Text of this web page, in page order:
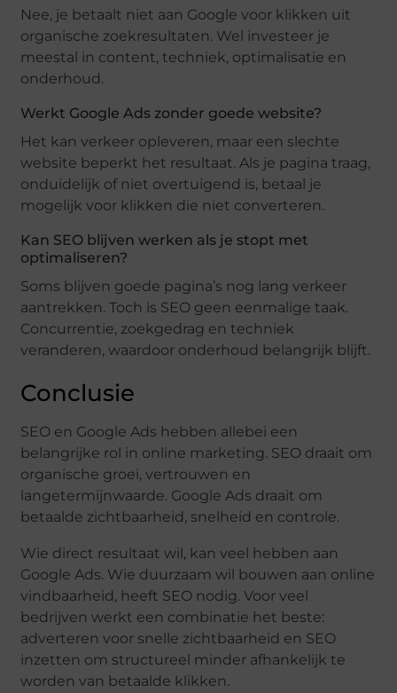
Nee, je betaalt niet aan Google voor klikken uit
organische zoekresultaten. Wel investeer je
meestal in content, techniek, optimalisatie en
onderhoud.
Werkt Google Ads zonder goede website?
Het kan verkeer opleveren, maar een slechte
website beperkt het resultaat. Als je pagina traag,
onduidelijk of niet overtuigend is, betaal je
mogelijk voor klikken die niet converteren.
Kan SEO blijven werken als je stopt met
optimaliseren?
Soms blijven goede pagina’s nog lang verkeer
aantrekken. Toch is SEO geen eenmalige taak.
Concurrentie, zoekgedrag en techniek
veranderen, waardoor onderhoud belangrijk blijft.
Conclusie
SEO en Google Ads hebben allebei een
belangrijke rol in online marketing. SEO draait om
organische groei, vertrouwen en
langetermijnwaarde. Google Ads draait om
betaalde zichtbaarheid, snelheid en controle.
Wie direct resultaat wil, kan veel hebben aan
Google Ads. Wie duurzaam wil bouwen aan online
vindbaarheid, heeft SEO nodig. Voor veel
bedrijven werkt een combinatie het beste:
adverteren voor snelle zichtbaarheid en SEO
inzetten om structureel minder afhankelijk te
worden van betaalde klikken.